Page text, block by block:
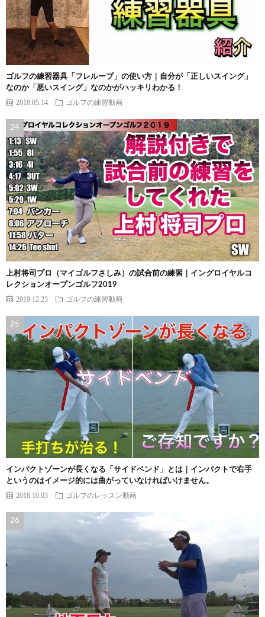
ゴルフの練習器具「フレループ」の使い方｜自分が「正しいスイング」
なのか「悪いスイング」なのかがハッキリわかる！
2018.05.14 ゴルフの練習動画
上村将司プロ（マイゴルフさしみ）の試合前の練習｜イングロイヤルコ
レクションオープンゴルフ2019
2019.12.23 ゴルフの練習動画
インパクトゾーンが長くなる「サイドベンド」とは｜インパクトで右手
というのはイメージ的には曲がっていなければいけません。
2018.10.03 ゴルフのレッスン動画